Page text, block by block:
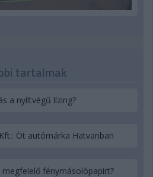
tartalmak
a nyíltvégű lízing?
Öt autómárka Hatvanban
megfelelő fénymásolópapírt?